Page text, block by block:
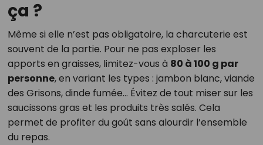
ça ?
Même si elle n’est pas obligatoire, la charcuterie est
souvent de la partie. Pour ne pas exploser les
apports en graisses, limitez-vous à 80 à 100 g par
personne, en variant les types : jambon blanc, viande
des Grisons, dinde fumée… Évitez de tout miser sur les
saucissons gras et les produits très salés. Cela
permet de profiter du goût sans alourdir l’ensemble
du repas.